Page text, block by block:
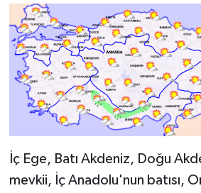
İç Ege, Batı Akdeniz, Doğu
mevkii, İç Anadolu'nun batısı,